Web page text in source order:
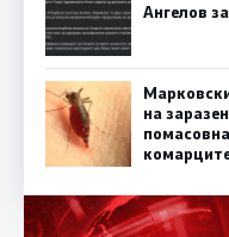
Ангелов
на